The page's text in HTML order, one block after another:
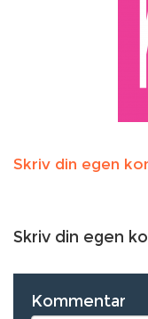
Skriv din egen
Skriv din egen
Kommentar